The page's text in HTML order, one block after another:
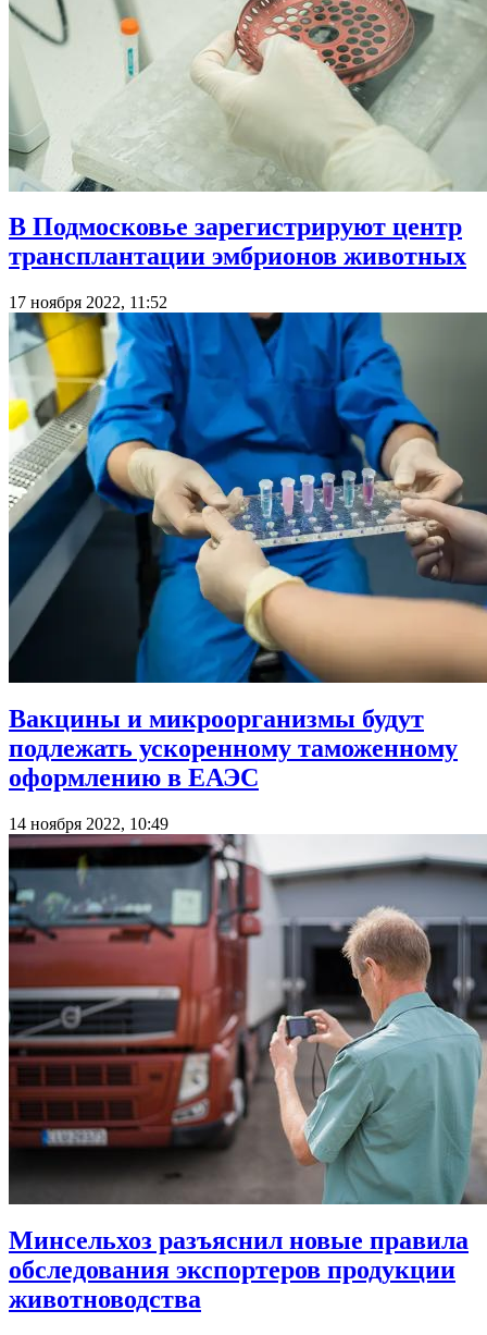
В Подмосковье зарегистрируют центр
трансплантации эмбрионов животных
17 ноября 2022, 11:52
Вакцины и микроорганизмы будут
подлежать ускоренному таможенному
оформлению в ЕАЭС
14 ноября 2022, 10:49
Минсельхоз разъяснил новые правила
обследования экспортеров продукции
животноводства